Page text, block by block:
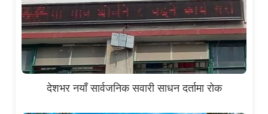
देशभर नयाँ सार्वजनिक सवारी साधन दर्तामा रोक